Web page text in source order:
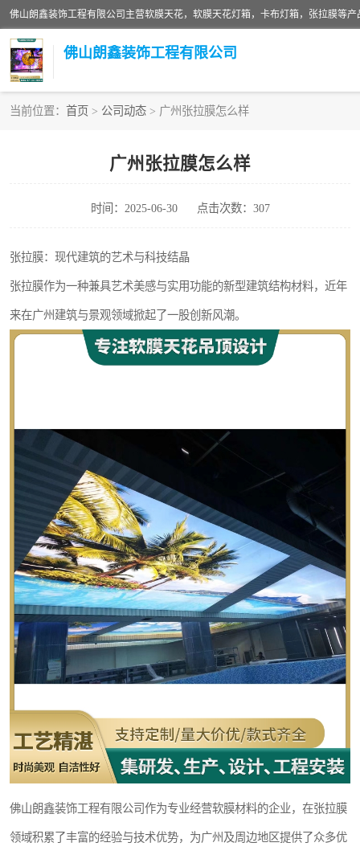
佛山朗鑫装饰工程有限公司
当前位置： 首页 > 公司动态 > 广州张拉膜怎么样
广州张拉膜怎么样
时间：2025-06-30 点击次数：307
张拉膜：现代建筑的艺术与科技结晶
张拉膜作为一种兼具艺术美感与实用功能的新型建筑结构材料，近年
来在广州建筑与景观领域掀起了一股创新风潮。
佛山朗鑫装饰工程有限公司作为专业经营软膜材料的企业，在张拉膜
领域积累了丰富的经验与技术优势，为广州及周边地区提供了众多优